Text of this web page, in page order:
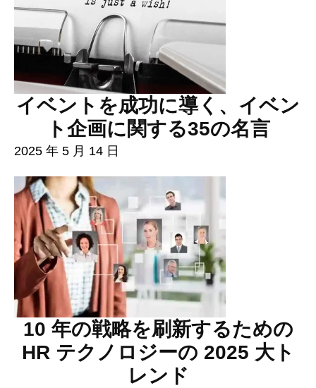
イベントを成功に導く、イベン
ト企画に関する35の名言
2025 年 5 月 14 日
10 年の戦略を刷新するための
HR テクノロジーの 2025 大ト
レンド